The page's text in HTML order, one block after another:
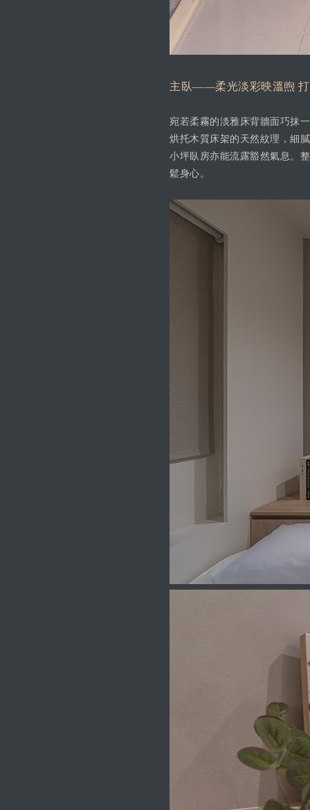
主臥——柔光淡彩映溫煦 打
宛若柔霧的淡雅床背牆面巧抹
烘托木質床架的天然紋理，細
小坪臥房亦能流露豁然氣息。
鬆身心。